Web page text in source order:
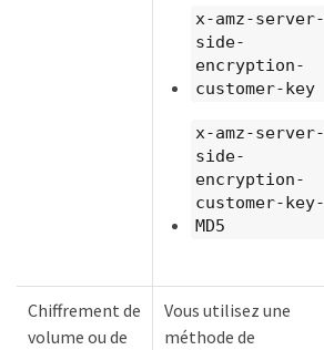
x-amz-server-
side-
encryption-
customer-key
x-amz-server-
side-
encryption-
customer-key-
MD5
Chiffrement de
volume ou de
Vous utilisez une
méthode de